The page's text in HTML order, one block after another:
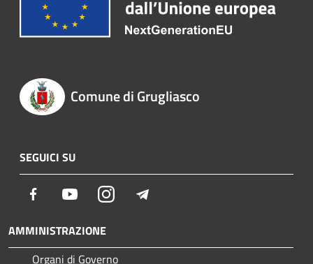
Comune di Grugliasco
SEGUICI SU
Facebook YoutubeInstagram
AMMINISTRAZIONE
Organi di Governo